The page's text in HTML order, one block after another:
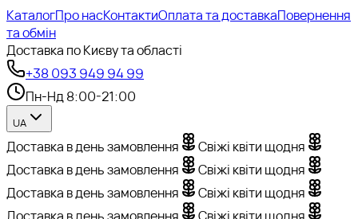
КаталогПро насКонтактиОплата та доставкаПовернення
та обмін
Доставка по Києву та області
+38 093 949 94 99
Пн-Нд 8:00-21:00
UA
Доставка в день замовлення
Свіжі квіти щодня
Доставка в день замовлення
Свіжі квіти щодня
Доставка в день замовлення
Свіжі квіти щодня